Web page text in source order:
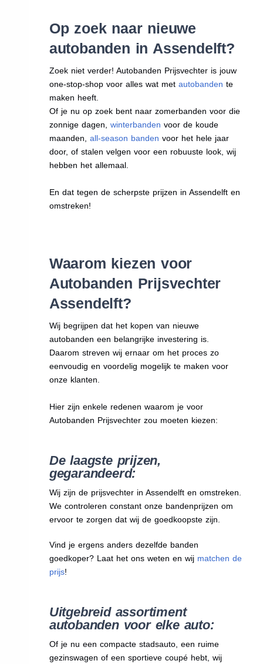
Op zoek naar nieuwe
autobanden in Assendelft?
Zoek niet verder! Autobanden Prijsvechter is jouw
one-stop-shop voor alles wat met autobanden te
maken heeft.
Of je nu op zoek bent naar zomerbanden voor die
zonnige dagen, winterbanden voor de koude
maanden, all-season banden voor het hele jaar
door, of stalen velgen voor een robuuste look, wij
hebben het allemaal.
En dat tegen de scherpste prijzen in Assendelft en
omstreken!
Waarom kiezen voor
Autobanden Prijsvechter
Assendelft?
Wij begrijpen dat het kopen van nieuwe
autobanden een belangrijke investering is.
Daarom streven wij ernaar om het proces zo
eenvoudig en voordelig mogelijk te maken voor
onze klanten.
Hier zijn enkele redenen waarom je voor
Autobanden Prijsvechter zou moeten kiezen:
De laagste prijzen,
gegarandeerd:
Wij zijn de prijsvechter in Assendelft en omstreken.
We controleren constant onze bandenprijzen om
ervoor te zorgen dat wij de goedkoopste zijn.
Vind je ergens anders dezelfde banden
goedkoper? Laat het ons weten en wij matchen de
prijs!
Uitgebreid assortiment
autobanden voor elke auto:
Of je nu een compacte stadsauto, een ruime
gezinswagen of een sportieve coupé hebt, wij